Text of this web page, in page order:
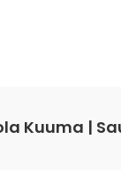
Kuuma |